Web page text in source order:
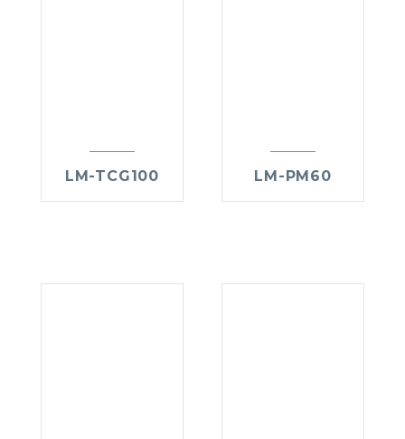
LM-TCG100 LM-PM60